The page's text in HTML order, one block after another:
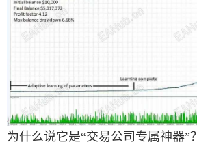
为什么说它是“交易公司专属神器”？